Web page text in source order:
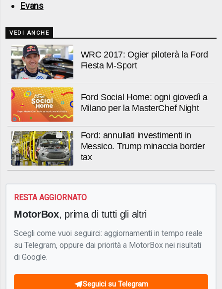
Evans
VEDI ANCHE
WRC 2017: Ogier piloterà la Ford
Fiesta M-Sport
Ford Social Home: ogni giovedì a
Milano per la MasterChef Night
Ford: annullati investimenti in
Messico. Trump minaccia border
tax
RESTA AGGIORNATO
MotorBox, prima di tutti gli altri
Scegli come vuoi seguirci: aggiornamenti in tempo reale
su Telegram, oppure dai priorità a MotorBox nei risultati
di Google.
Seguici su Telegram